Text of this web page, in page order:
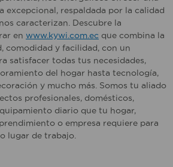
excepcional, respaldada por la calidad
caracterizan. Descubre la
en www.kywi.com.ec que combina la
comodidad y facilidad, con un
satisfacer todas tus necesidades,
del hogar hasta tecnología,
y mucho más. Somos tu aliado
profesionales, domésticos,
diario que tu hogar,
o empresa requiere para
lugar de trabajo.